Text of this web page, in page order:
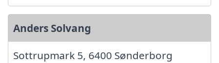
Anders Solvang
Sottrupmark 5, 6400 Sønderborg